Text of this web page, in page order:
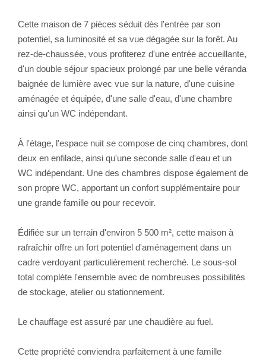
Cette maison de 7 pièces séduit dès l'entrée par son
potentiel, sa luminosité et sa vue dégagée sur la forêt. Au
rez-de-chaussée, vous profiterez d'une entrée accueillante,
d'un double séjour spacieux prolongé par une belle véranda
baignée de lumière avec vue sur la nature, d'une cuisine
aménagée et équipée, d'une salle d'eau, d'une chambre
ainsi qu'un WC indépendant.
À l'étage, l'espace nuit se compose de cinq chambres, dont
deux en enfilade, ainsi qu'une seconde salle d'eau et un
WC indépendant. Une des chambres dispose également de
son propre WC, apportant un confort supplémentaire pour
une grande famille ou pour recevoir.
Édifiée sur un terrain d'environ 5 500 m², cette maison à
rafraîchir offre un fort potentiel d'aménagement dans un
cadre verdoyant particulièrement recherché. Le sous-sol
total complète l'ensemble avec de nombreuses possibilités
de stockage, atelier ou stationnement.
Le chauffage est assuré par une chaudière au fuel.
Cette propriété conviendra parfaitement à une famille